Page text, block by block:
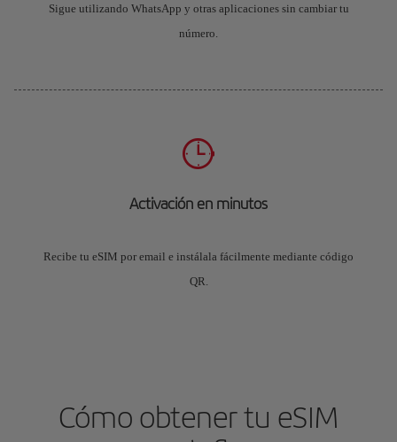
Sigue utilizando WhatsApp y otras aplicaciones sin cambiar tu
número.
Activación en minutos
Recibe tu eSIM por email e instálala fácilmente mediante código
QR.
Cómo obtener tu eSIM